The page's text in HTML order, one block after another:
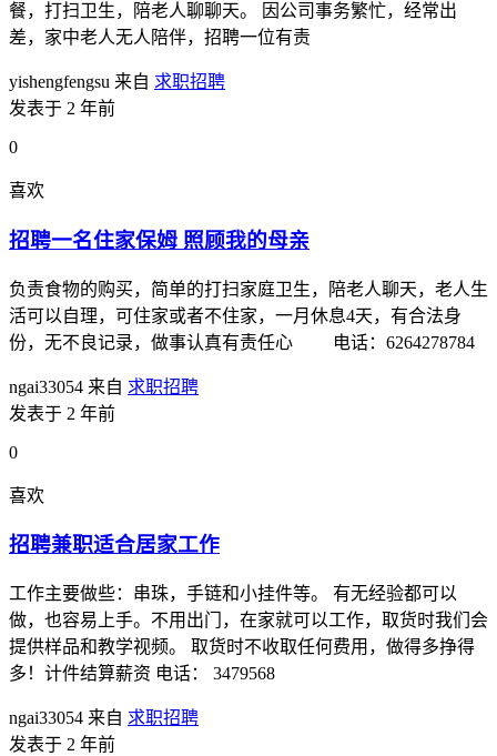
餐，打扫卫生，陪老人聊聊天。 因公司事务繁忙，经常出
差，家中老人无人陪伴，招聘一位有责
yishengfengsu 来自 求职招聘
发表于 2 年前
0
喜欢
招聘一名住家保姆 照顾我的母亲
负责食物的购买，简单的打扫家庭卫生，陪老人聊天，老人生
活可以自理，可住家或者不住家，一月休息4天，有合法身
份，无不良记录，做事认真有责任心 电话：6264278784
ngai33054 来自 求职招聘
发表于 2 年前
0
喜欢
招聘兼职适合居家工作
工作主要做些：串珠，手链和小挂件等。 有无经验都可以
做，也容易上手。不用出门，在家就可以工作，取货时我们会
提供样品和教学视频。 取货时不收取任何费用，做得多挣得
多！计件结算薪资 电话： 3479568
ngai33054 来自 求职招聘
发表于 2 年前